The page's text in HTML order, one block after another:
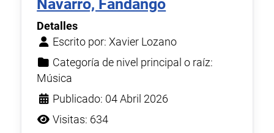
Navarro, Fandango
Detalles
Escrito por:Xavier Lozano
Categoría de nivel principal o raíz:
Música
Publicado: 04 Abril 2026
Visitas: 634